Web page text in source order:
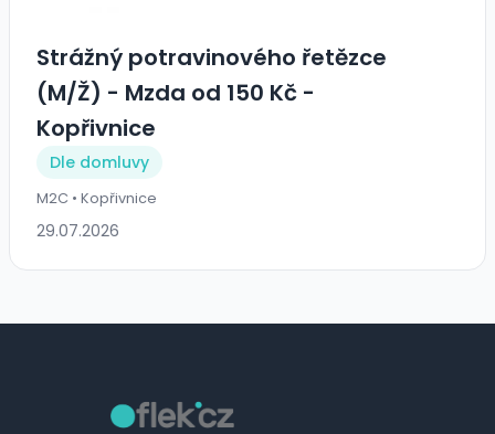
Strážný potravinového řetězce
(M/Ž) - Mzda od 150 Kč -
Kopřivnice
Dle domluvy
M2C • Kopřivnice
29.07.2026